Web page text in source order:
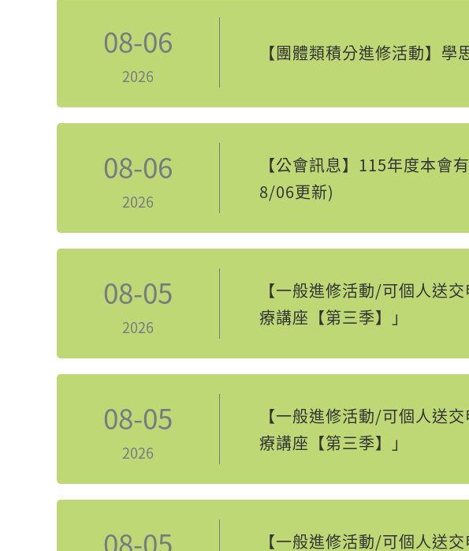
08-06
2026
【團體類積分進修活動】
08-06
2026
【公會訊息】115年度本
8/06更新)
08-05
2026
【一般進修活動/可個人送
療講座【第三季】」
08-05
2026
【一般進修活動/可個人送
療講座【第三季】」
08-05 【一般進修活動/可個人送